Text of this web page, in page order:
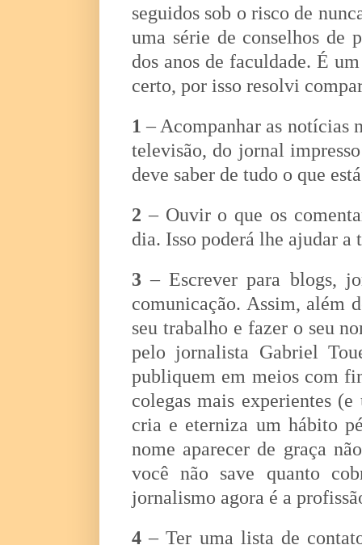
seguidos sob o risco de
uma série de conselhos de
dos anos de faculdade. É
certo, por isso resolvi
1 – Acompanhar as notícias
televisão, do jornal
deve saber de tudo o que
2 – Ouvir o que os
dia. Isso poderá lhe ajudar
3 – Escrever para blogs,
comunicação. Assim, além
seu trabalho e fazer o seu
pelo jornalista Gabriel
publiquem em meios com
colegas mais experientes
cria e eterniza um hábito
nome aparecer de graça
você não save quanto
jornalismo agora é a
4 – Ter uma lista de